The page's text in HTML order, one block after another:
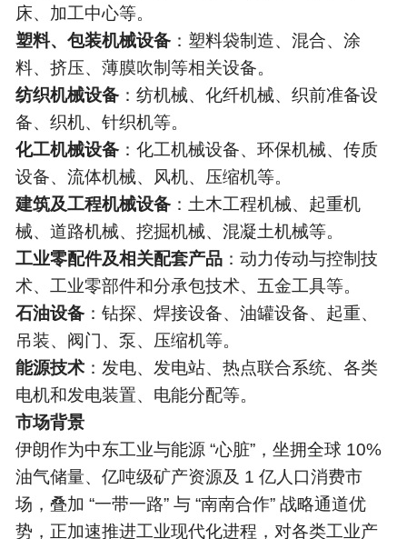
床、加工中心等。
塑料、包装机械设备：塑料袋制造、混合、涂
料、挤压、薄膜吹制等相关设备。
纺织机械设备：纺机械、化纤机械、织前准备设
备、织机、针织机等。
化工机械设备：化工机械设备、环保机械、传质
设备、流体机械、风机、压缩机等。
建筑及工程机械设备：土木工程机械、起重机
械、道路机械、挖掘机械、混凝土机械等。
工业零配件及相关配套产品：动力传动与控制技
术、工业零部件和分承包技术、五金工具等。
石油设备：钻探、焊接设备、油罐设备、起重、
吊装、阀门、泵、压缩机等。
能源技术：发电、发电站、热点联合系统、各类
电机和发电装置、电能分配等。
市场背景
伊朗作为中东工业与能源 “心脏”，坐拥全球 10%
油气储量、亿吨级矿产资源及 1 亿人口消费市
场，叠加 “一带一路” 与 “南南合作” 战略通道优
势，正加速推进工业现代化进程，对各类工业产